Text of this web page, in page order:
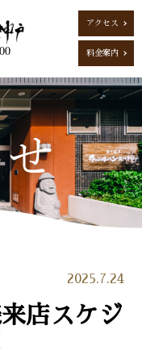
アクセス
料金案内
2025.7.24
店スケジ